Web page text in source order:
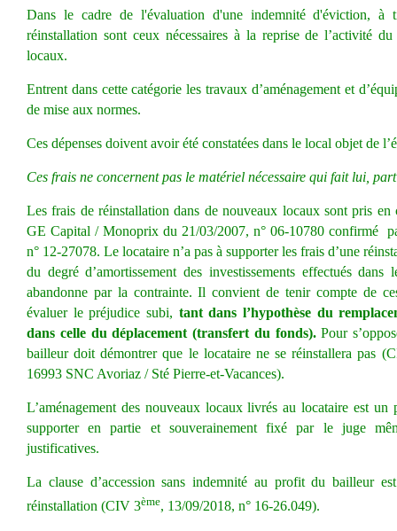
Dans le cadre de l'évaluation d'une indemnité d'éviction, à
réinstallation sont ceux nécessaires à la reprise de l’activité
locaux.
Entrent dans cette catégorie les travaux d’aménagement et
de mise aux normes.
Ces dépenses doivent avoir été constatées dans le local objet de
Ces frais ne concernent pas le matériel nécessaire qui fait lui,
Les frais de réinstallation dans de nouveaux locaux sont pris en
GE Capital / Monoprix du 21/03/2007, n° 06-10780 confirmé
n° 12-27078. Le locataire n’a pas à supporter les frais d’une
du degré d’amortissement des investissements effectués dans
abandonne par la contrainte. Il convient de tenir compte de
évaluer le préjudice subi, tant dans l’hypothèse du
dans celle du déplacement (transfert du fonds).Pour
bailleur doit démontrer que le locataire ne se réinstallera pas
16993 SNC Avoriaz / Sté Pierre-et-Vacances).
L’aménagement des nouveaux locaux livrés au locataire est
supporter en partie et souverainement fixé par le juge
justificatives.
La clause d’accession sans indemnité au profit du bailleur
réinstallation (CIV 3ème, 13/09/2018, n° 16-26.049).